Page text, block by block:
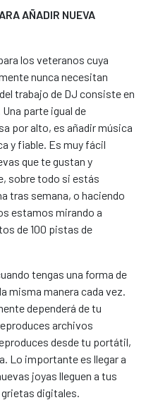
AÑADIR NUEVA
los veteranos cuya
nunca necesitan
trabajo de DJ consiste en
parte igual de
por alto, es añadir música
y fiable. Es muy fácil
que te gustan y
sobre todo si estás
tras semana, o haciendo
estamos mirando a
de 100 pistas de
tengas una forma de
misma manera cada vez.
dependerá de tu
archivos
desde tu portátil,
Lo importante es llegar a
joyas lleguen a tus
grietas digitales.